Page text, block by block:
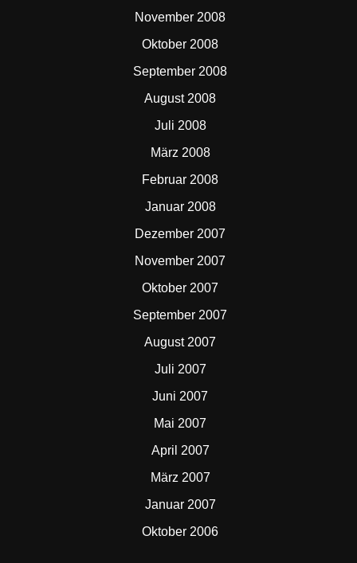
November 2008
Oktober 2008
September 2008
August 2008
Juli 2008
März 2008
Februar 2008
Januar 2008
Dezember 2007
November 2007
Oktober 2007
September 2007
August 2007
Juli 2007
Juni 2007
Mai 2007
April 2007
März 2007
Januar 2007
Oktober 2006